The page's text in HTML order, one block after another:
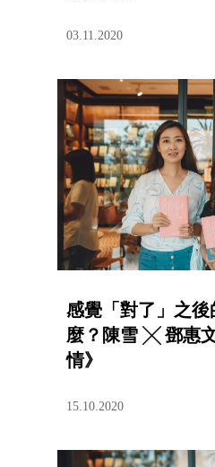
03.11.2020
感覺「對了」之
麼？陳雪 ╳ 鄧惠
情》
15.10.2020